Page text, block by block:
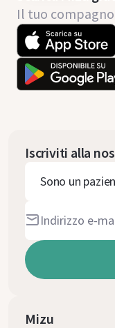
Il tuo
Iscriviti alla
Sono un
Mizu